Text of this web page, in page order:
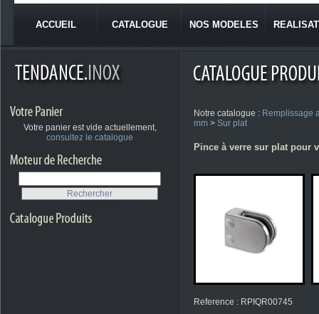
ACCUEIL CATALOGUE NOS MODELES
Votre panier est vide actuellement,
consultez le catalogue
Notre catalogue : Remplissage
mm > Sur plat
Pince à verre sur plat pour
Reference : RPIQR00745